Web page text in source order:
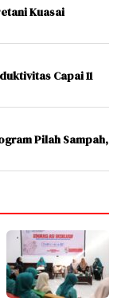
Kuasai
Capai 11
Pilah Sampah,